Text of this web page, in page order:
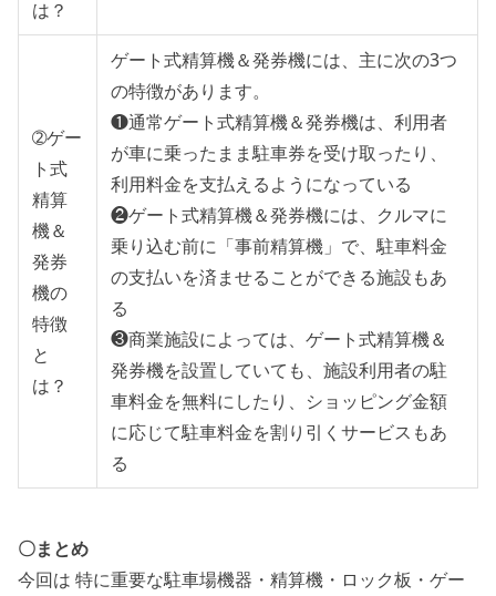
は？
➁ゲー
ト式
精算
機＆
発券
機の
特徴
と
は？
ゲート式精算機＆発券機には、主に次の3つ
の特徴があります。
❶通常ゲート式精算機＆発券機は、利用者
が車に乗ったまま駐車券を受け取ったり、
利用料金を支払えるようになっている
❷ゲート式精算機＆発券機には、クルマに
乗り込む前に「事前精算機」で、駐車料金
の支払いを済ませることができる施設もあ
る
❸商業施設によっては、ゲート式精算機＆
発券機を設置していても、施設利用者の駐
車料金を無料にしたり、ショッピング金額
に応じて駐車料金を割り引くサービスもあ
る
〇まとめ
今回は 特に重要な駐車場機器・精算機・ロック板・ゲー